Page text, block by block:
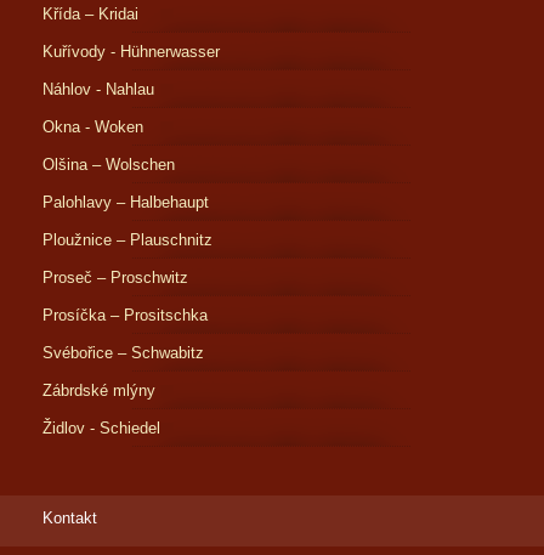
Křída – Kridai
Kuřívody - Hühnerwasser
Náhlov - Nahlau
Okna - Woken
Olšina – Wolschen
Palohlavy – Halbehaupt
Ploužnice – Plauschnitz
Proseč – Proschwitz
Prosíčka – Prositschka
Svébořice – Schwabitz
Zábrdské mlýny
Židlov - Schiedel
Kontakt